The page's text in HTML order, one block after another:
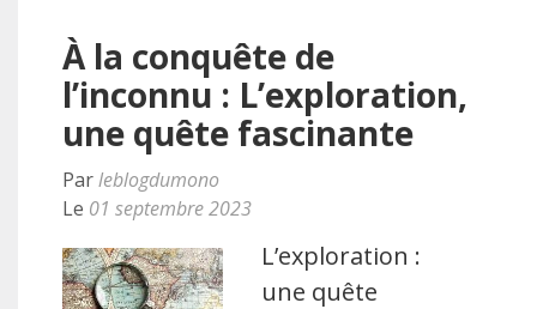
À la conquête de
l’inconnu : L’exploration,
une quête fascinante
Parleblogdumono
Le 01 septembre 2023
L’exploration :
une quête